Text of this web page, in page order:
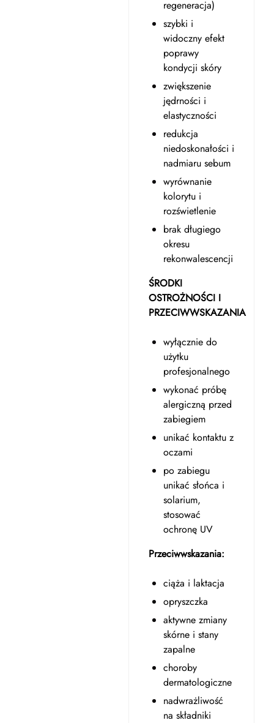
regeneracja)
szybki i
widoczny efekt
poprawy
kondycji skóry
zwiększenie
jędrności i
elastyczności
redukcja
niedoskonałości i
nadmiaru sebum
wyrównanie
kolorytu i
rozświetlenie
brak długiego
okresu
rekonwalescencji
ŚRODKI
OSTROŻNOŚCI I
PRZECIWWSKAZANIA
wyłącznie do
użytku
profesjonalnego
wykonać próbę
alergiczną przed
zabiegiem
unikać kontaktu z
oczami
po zabiegu
unikać słońca i
solarium,
stosować
ochronę UV
Przeciwwskazania:
ciąża i laktacja
opryszczka
aktywne zmiany
skórne i stany
zapalne
choroby
dermatologiczne
nadwrażliwość
na składniki